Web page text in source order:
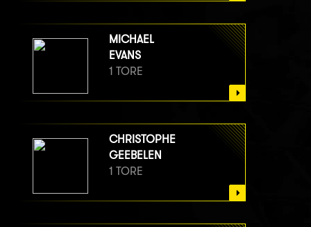
MICHAEL
EVANS
1 TORE
CHRISTOPHE
GEEBELEN
1 TORE